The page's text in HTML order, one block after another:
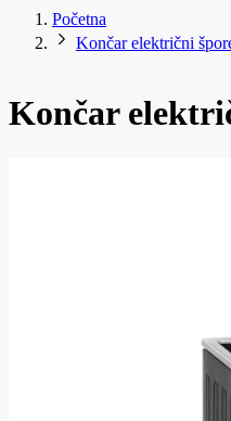
Početna
Končar električni
Končar